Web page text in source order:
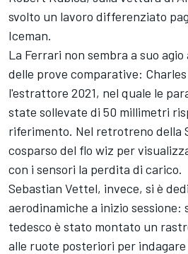
svolto un lavoro differenziato
Iceman.
La Ferrari non sembra a suo
delle prove comparative:
l'estrattore 2021, nel quale le
state sollevate di 50 millimetri
riferimento. Nel retrotreno della
cosparso del flo wiz per
con i sensori la perdita di carico.
Sebastian Vettel, invece, si è
aerodinamiche a inizio sessione:
tedesco è stato montato un
alle ruote posteriori per